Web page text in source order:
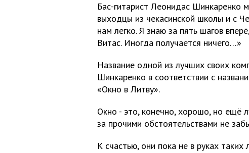
Бас-гитарист Леонидас Шинкаренко
выходцы из чекасинской школы и с
нам легко. Я знаю за пять шагов
Витас. Иногда получается ничего…»
Название одной из лучших своих
Шинкаренко в соответствии с
«Окно в Литву».
Окно - это, конечно, хорошо, но ещё
за прочими обстоятельствами не
К счастью, они пока не в руках